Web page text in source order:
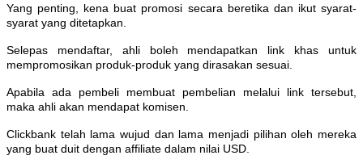
Yang penting, kena buat promosi secara beretika dan ikut syarat-
syarat yang ditetapkan.
Selepas mendaftar, ahli boleh mendapatkan link khas untuk
mempromosikan produk-produk yang dirasakan sesuai.
Apabila ada pembeli membuat pembelian melalui link tersebut,
maka ahli akan mendapat komisen.
Clickbank telah lama wujud dan lama menjadi pilihan oleh mereka
yang buat duit dengan affiliate dalam nilai USD.